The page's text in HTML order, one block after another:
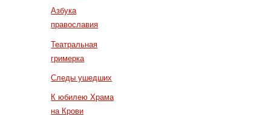
Азбука
православия
Театральная
гримерка
Следы ушедших
К юбилею Храма
на Крови